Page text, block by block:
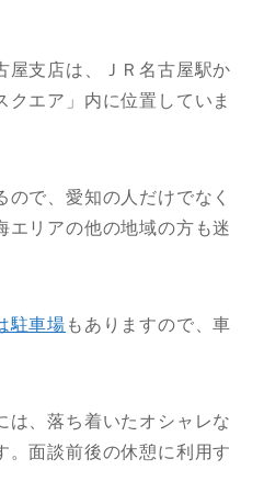
屋支店は、ＪＲ名古屋駅か
クエア」内に位置していま
で、愛知の人だけでなく
エリアの他の地域の方も迷
駐車場 もありますので、車
は、落ち着いたオシャレな
。面談前後の休憩に利用す